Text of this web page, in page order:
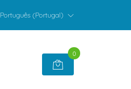
Português (Portugal)
0